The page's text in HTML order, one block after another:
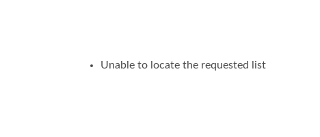
Unable to locate the requested list